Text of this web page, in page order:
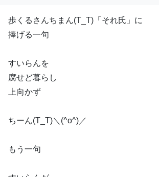
歩くるさんちまん(T_T)「それ氏」に
捧げる一句
すいらんを
腐せど暮らし
上向かず
ちーん(T_T)＼(^o^)／
もう一句